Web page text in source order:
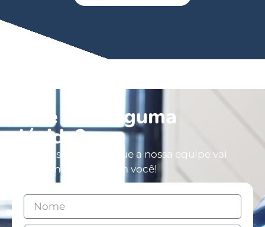
Você tem alguma
dúvida?
Deixe os seus dados que a nossa equipe vai
entrar em contato com você!